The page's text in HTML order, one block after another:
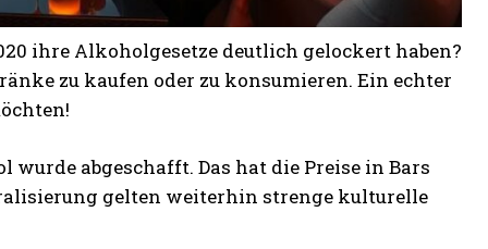
ihre Alkoholgesetze deutlich gelockert haben?
zu kaufen oder zu konsumieren. Ein echter
wurde abgeschafft. Das hat die Preise in Bars
gelten weiterhin strenge kulturelle